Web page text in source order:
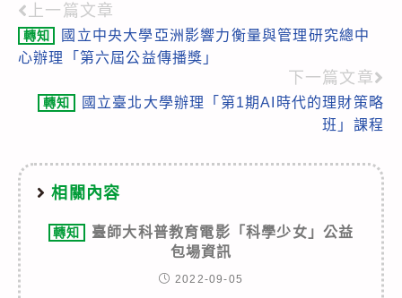
Read
more
上一篇文章
轉知
國立中央大學亞洲影響力衡量與管理研究總中
心辦理「第六屆公益傳播獎」
下一篇文章
轉知
國立臺北大學辦理「第1期AI時代的理財策略
班」課程
相關內容
轉知
臺師大科普教育電影「科學少女」公益
包場資訊
2022-09-05